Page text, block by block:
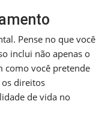
Pense no que você
inclui não apenas o
como você pretende
os direitos
de vida no